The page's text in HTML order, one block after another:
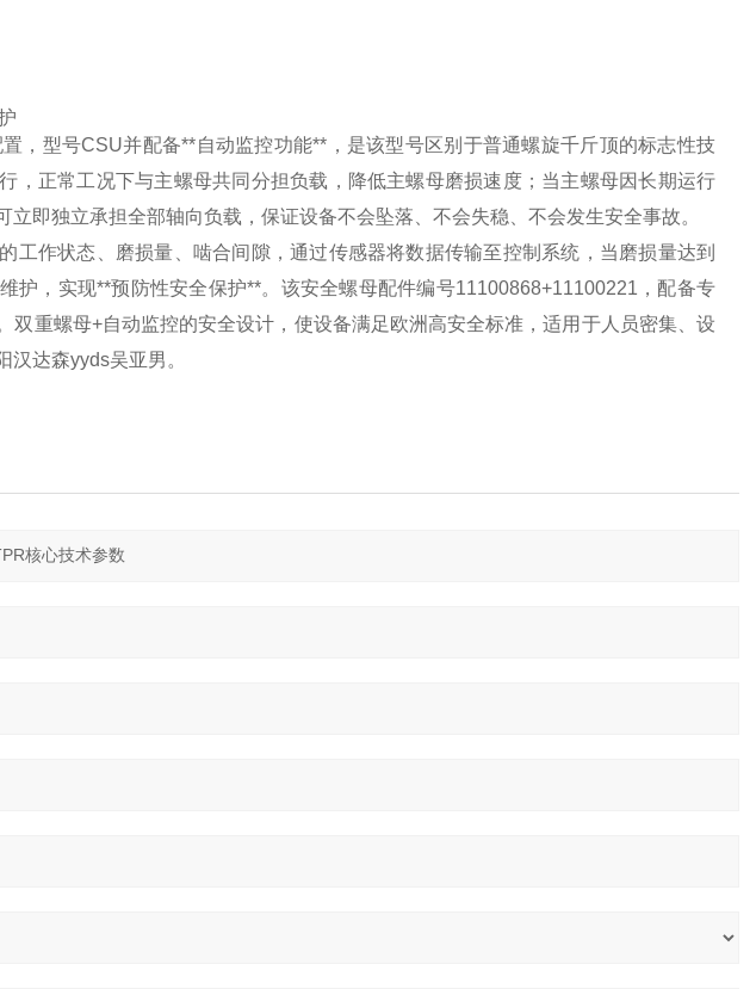
，型号CSU并配备**自动监控功能**，是该型号区别于普通螺旋千斤顶的标志性技
，正常工况下与主螺母共同分担负载，降低主螺母磨损速度；当主螺母因长期运行
即独立承担全部轴向负载，保证设备不会坠落、不会失稳、不会发生安全事故。
工作状态、磨损量、啮合间隙，通过传感器将数据传输至控制系统，当磨损量达到
护，实现**预防性安全保护**。该安全螺母配件编号11100868+11100221，配备专
双重螺母+自动监控的安全设计，使设备满足欧洲高安全标准，适用于人员密集、设
达森yyds吴亚男。